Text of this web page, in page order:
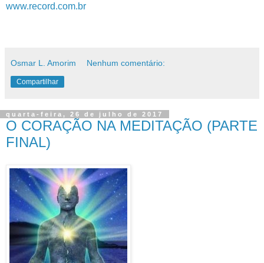
www.record.com.br
Osmar L. Amorim Nenhum comentário:
Compartilhar
quarta-feira, 26 de julho de 2017
O CORAÇÃO NA MEDITAÇÃO (PARTE
FINAL)